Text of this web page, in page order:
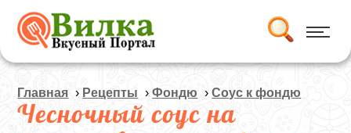
Главная › Рецепты ›Фондю ›Соус к фондю
Чесночный соус на